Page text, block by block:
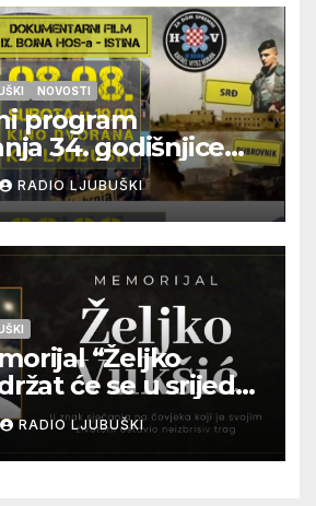
NOVOSTI
program
34. godišnjice
Blaža
i osmorice
HOS-a
RADIO LJUBUŠKI
“Željko
će se u srijedu
u Otoku
RADIO LJUBUŠKI